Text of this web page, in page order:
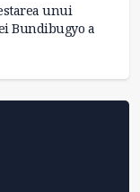
unui
Bundibugyo a